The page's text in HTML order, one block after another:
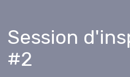
Session
#2